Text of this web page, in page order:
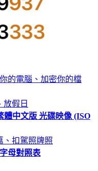
的電腦、加密你的檔
放假日
體中文版 光碟映像 (ISO
、扣駕照牌照
母對照表